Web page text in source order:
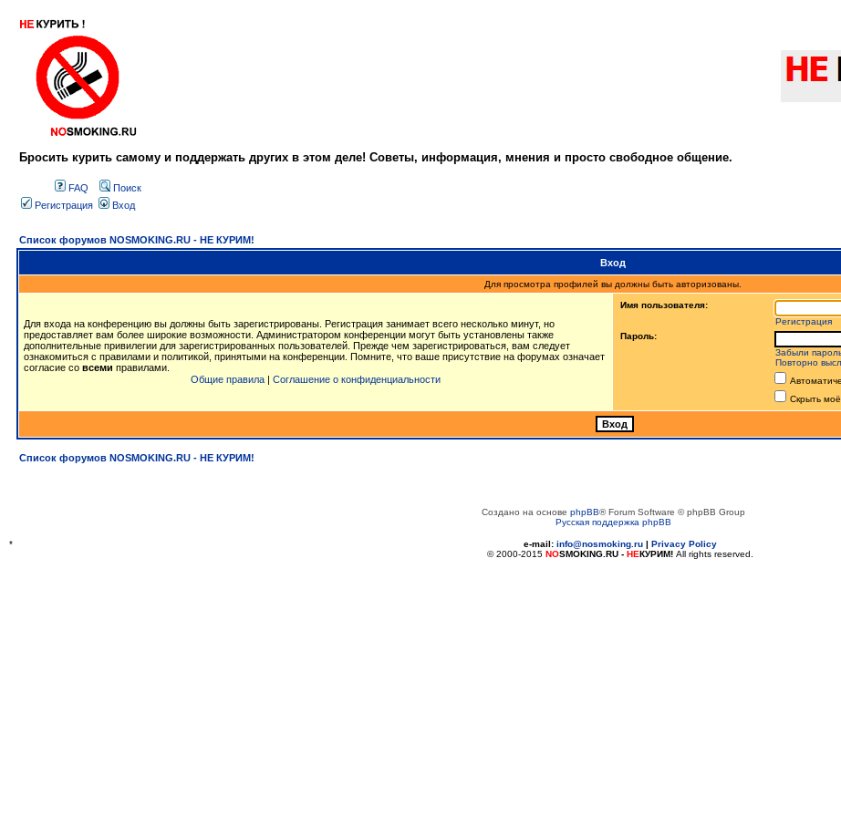
Бросить курить самому и поддержать других в этом деле! Советы, информация, мнения и просто свободное общение.
FAQ
Поиск
Регистрация
Вход
Список форумов NOSMOKING.RU - НЕ КУРИМ!
Вход
Для просмотра профилей вы должны быть авторизованы.
Для входа на конференцию вы должны быть зарегистрированы. Регистрация занимает всего несколько минут, но
предоставляет вам более широкие возможности. Администратором конференции могут быть установлены также
дополнительные привилегии для зарегистрированных пользователей. Прежде чем зарегистрироваться, вам следует
ознакомиться с правилами и политикой, принятыми на конференции. Помните, что ваше присутствие на форумах означает
согласие со всеми правилами.
Общие правила | Соглашение о конфиденциальности
Имя пользователя:
Регистрация
Пароль:
Забыли
Повторно
Скрыть
Список форумов NOSMOKING.RU - НЕ КУРИМ!
Создано на основе phpBB® Forum Software © phpBB Group
Русская поддержка phpBB
* e-mail: info@nosmoking.ru | Privacy Policy
© 2000-2015 NOSMOKING.RU - НЕКУРИМ! All rights reserved.